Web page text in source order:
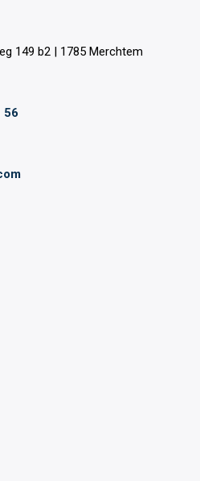
149 b2 | 1785 Merchtem
56